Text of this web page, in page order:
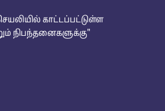
காட்டப்பட்டுள்ள
நிபந்தனைகளுக்கு"